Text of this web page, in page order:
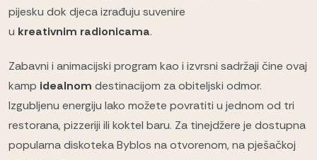
pijesku dok djeca izrađuju suvenire
u kreativnim radionicama.
Zabavni i animacijski program kao i izvrsni sadržaji čine ovaj
kamp idealnom destinacijom za obiteljski odmor.
Izgubljenu energiju lako možete povratiti u jednom od tri
restorana, pizzeriji ili koktel baru. Za tinejdžere je dostupna
popularna diskoteka Byblos na otvorenom, na pješačkoj